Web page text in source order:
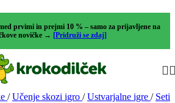
prvimi in prejmi 10 % – samo za prijavljene na
novičke → [Pridruži se zdaj]
/ Učenje skozi igro / Ustvarjalne igre / Seti